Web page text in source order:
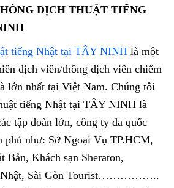
DỊCH THUẬT TIẾNG
tiếng Nhật tại TÂY NINH là một
dịch viên/thông dịch viên chiếm
lớn nhất tại Việt Nam. Chúng tôi
tiếng Nhật tại TÂY NINH là
tập đoàn lớn, công ty đa quốc
phủ như: Sở Ngoại Vụ TP.HCM,
Khách sạn Sheraton,
Nhật, Sài Gòn Tourist……………..